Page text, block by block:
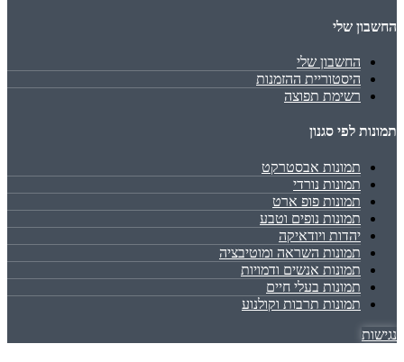
החשבון שלי
החשבון שלי
היסטוריית ההזמנות
רשימת תפוצה
תמונות לפי סגנון
תמונות אבסטרקט
תמונות נורדי
תמונות פופ ארט
תמונות נופים וטבע
יהדות ויודאיקה
תמונות השראה ומוטיבציה
תמונות אנשים ודמויות
תמונות בעלי חיים
תמונות תרבות וקולנוע
נגישות